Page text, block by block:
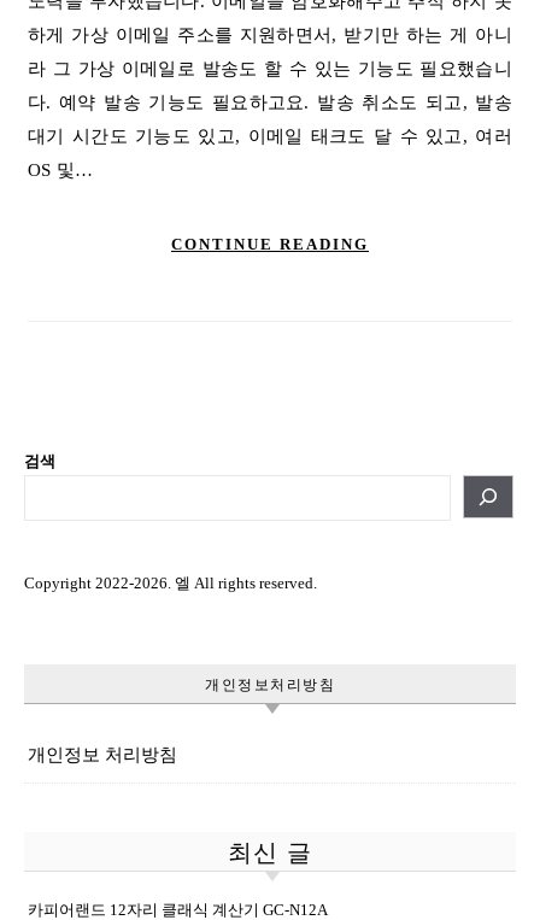
하게 가상 이메일 주소를 지원하면서, 받기만 하는 게 아니
라 그 가상 이메일로 발송도 할 수 있는 기능도 필요했습니
다. 예약 발송 기능도 필요하고요. 발송 취소도 되고, 발송
대기 시간도 기능도 있고, 이메일 태크도 달 수 있고, 여러
OS 및…
CONTINUE READING
검색
Copyright 2022-2026. 엘 All rights reserved.
개인정보처리방침
개인정보 처리방침
최신 글
카피어랜드 12자리 클래식 계산기 GC-N12A